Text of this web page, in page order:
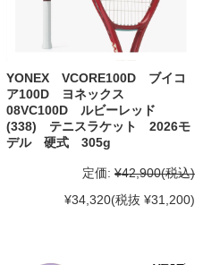
YONEX VCORE100D ブイコ
ア100D ヨネックス
08VC100D ルビーレッド
(338) テニスラケット 2026モ
デル 硬式 305g
定価: ¥42,900(税込)
¥34,320(税抜 ¥31,200)